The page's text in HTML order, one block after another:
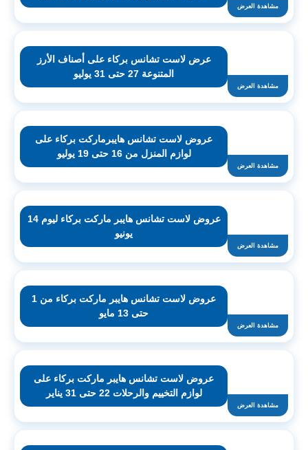
مشاهدة العرض
مشاهدة العرض
عرض لاست تشانس بركاء على أصناف الأرز
المتنوعة 27 حتى 31 يوليو
مشاهدة العرض
عروض لاست تشانس هايبرماركت بركاء على
لوازم المنزل من 16 حتى 19 يوليو
مشاهدة العرض
عروض لاست تشانس هايبر ماركت بركاء ليوم 14
يونيو
مشاهدة العرض
عروض لاست تشانس هايبر ماركت بركاء من 1
حتى 13 مايو
مشاهدة العرض
عروض لاست تشانس هايبر ماركت بركاء على
لوازم التخييم والرحلات 22 حتى 31 يناير